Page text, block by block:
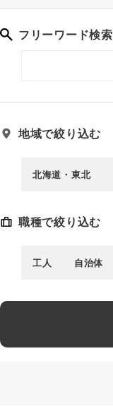
フリーワード検索
地域で絞り込む
北海道・東北
職種で絞り込む
工人 自治体